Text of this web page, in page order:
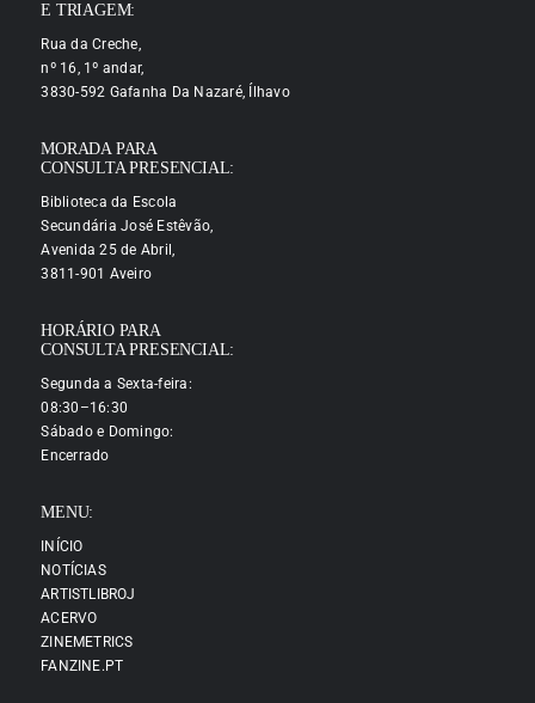
E TRIAGEM:
Rua da Creche,
nº 16, 1º andar,
3830-592 Gafanha Da Nazaré, Ílhavo
MORADA PARA
CONSULTA PRESENCIAL:
Biblioteca da Escola
Secundária José Estêvão,
Avenida 25 de Abril,
3811-901 Aveiro
HORÁRIO PARA
CONSULTA PRESENCIAL:
Segunda a Sexta-feira:
08:30–16:30
Sábado e Domingo:
Encerrado
MENU:
INÍCIO
NOTÍCIAS
ARTISTLIBROJ
ACERVO
ZINEMETRICS
FANZINE.PT